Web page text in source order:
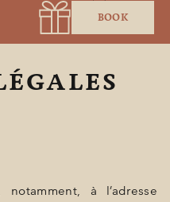
BOOK
à l’adresse